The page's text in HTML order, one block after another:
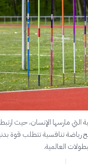
مارسها الإنسان، حيث
تنافسية تتطلب قوة
العالمية.